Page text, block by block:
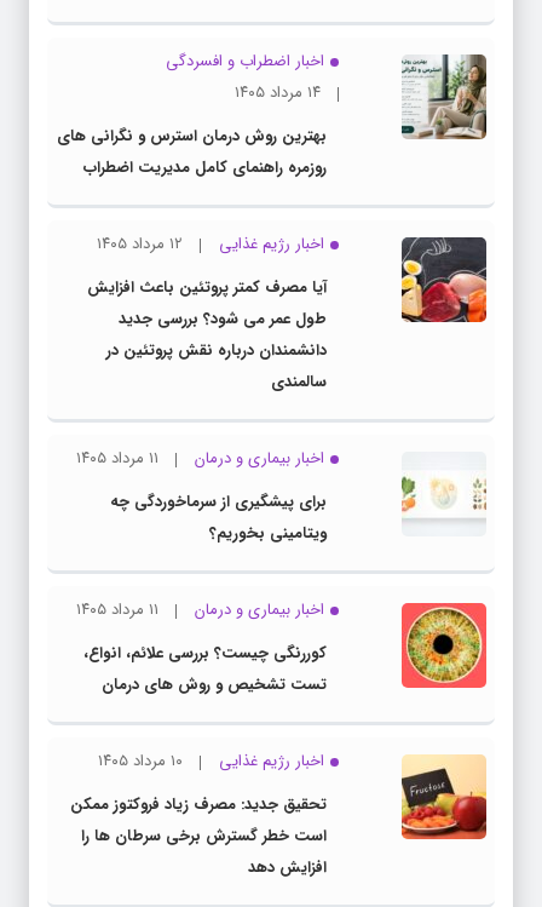
اخبار اضطراب و افسردگی
۱۴ مرداد ۱۴۰۵
بهترین روش درمان استرس و نگرانی های
روزمره راهنمای کامل مدیریت اضطراب
اخبار رژیم غذایی
۱۲ مرداد ۱۴۰۵
آیا مصرف کمتر پروتئین باعث افزایش
طول عمر می شود؟ بررسی جدید
دانشمندان درباره نقش پروتئین در
سالمندی
اخبار بیماری و درمان
۱۱ مرداد ۱۴۰۵
برای پیشگیری از سرماخوردگی چه
ویتامینی بخوریم؟
اخبار بیماری و درمان
۱۱ مرداد ۱۴۰۵
کوررنگی چیست؟ بررسی علائم، انواع،
تست تشخیص و روش های درمان
اخبار رژیم غذایی
۱۰ مرداد ۱۴۰۵
تحقیق جدید: مصرف زیاد فروکتوز ممکن
است خطر گسترش برخی سرطان ها را
افزایش دهد